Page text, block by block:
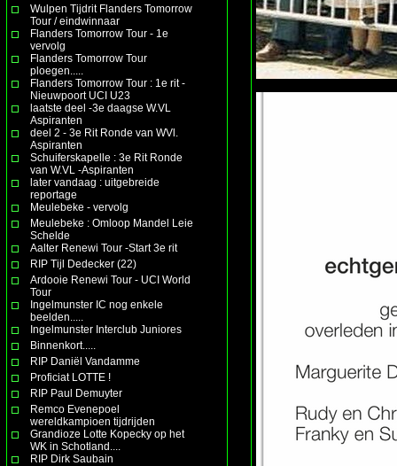
Wulpen Tijdrit Flanders Tomorrow
Tour / eindwinnaar
Flanders Tomorrow Tour - 1e
vervolg
Flanders Tomorrow Tour
ploegen.....
Flanders Tomorrow Tour : 1e rit -
Nieuwpoort UCI U23
laatste deel -3e daagse W.VL
Aspiranten
deel 2 - 3e Rit Ronde van WVl.
Aspiranten
Schuiferskapelle : 3e Rit Ronde
van W.VL -Aspiranten
later vandaag : uitgebreide
reportage
Meulebeke - vervolg
Meulebeke : Omloop Mandel Leie
Schelde
Aalter Renewi Tour -Start 3e rit
RIP Tijl Dedecker (22)
Ardooie Renewi Tour - UCI World
Tour
Ingelmunster IC nog enkele
beelden.....
Ingelmunster Interclub Juniores
Binnenkort.....
RIP Daniël Vandamme
Proficiat LOTTE !
RIP Paul Demuyter
Remco Evenepoel
wereldkampioen tijdrijden
Grandioze Lotte Kopecky op het
WK in Schotland....
RIP Dirk Saubain